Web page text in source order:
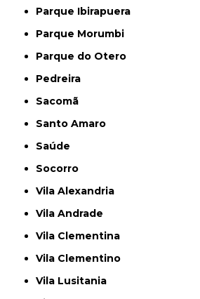
Parque Ibirapuera
Parque Morumbi
Parque do Otero
Pedreira
Sacomã
Santo Amaro
Saúde
Socorro
Vila Alexandria
Vila Andrade
Vila Clementina
Vila Clementino
Vila Lusitania